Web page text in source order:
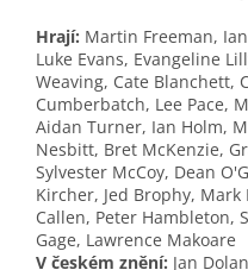
Hrají: Martin Freeman,
Luke Evans, Evangeline
Weaving, Cate Blanchett,
Cumberbatch, Lee Pace,
Aidan Turner, Ian Holm,
Nesbitt, Bret McKenzie,
Sylvester McCoy, Dean
Kircher, Jed Brophy,
Callen, Peter Hambleton,
Gage, Lawrence Makoare
V českém znění: Jan